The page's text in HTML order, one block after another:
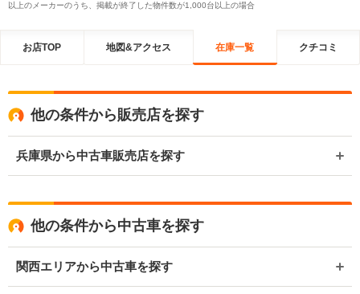
以上のメーカーのうち、掲載が終了した物件数が1,000台以上の場合
お店TOP 地図&アクセス 在庫一覧 クチコミ
他の条件から販売店を探す
兵庫県から中古車販売店を探す
他の条件から中古車を探す
関西エリアから中古車を探す